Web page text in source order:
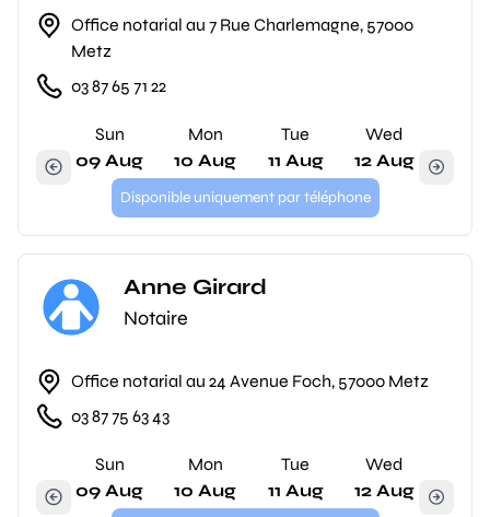
Office notarial au 7 Rue Charlemagne, 57000
Metz
03 87 65 71 22
Sun
09 Aug
Mon
10 Aug
Tue
11 Aug
Wed
12 Aug
Disponible uniquement par téléphone
Anne Girard
Notaire
Office notarial au 24 Avenue Foch, 57000 Metz
03 87 75 63 43
Sun
09 Aug
Mon
10 Aug
Tue
11 Aug
Wed
12 Aug